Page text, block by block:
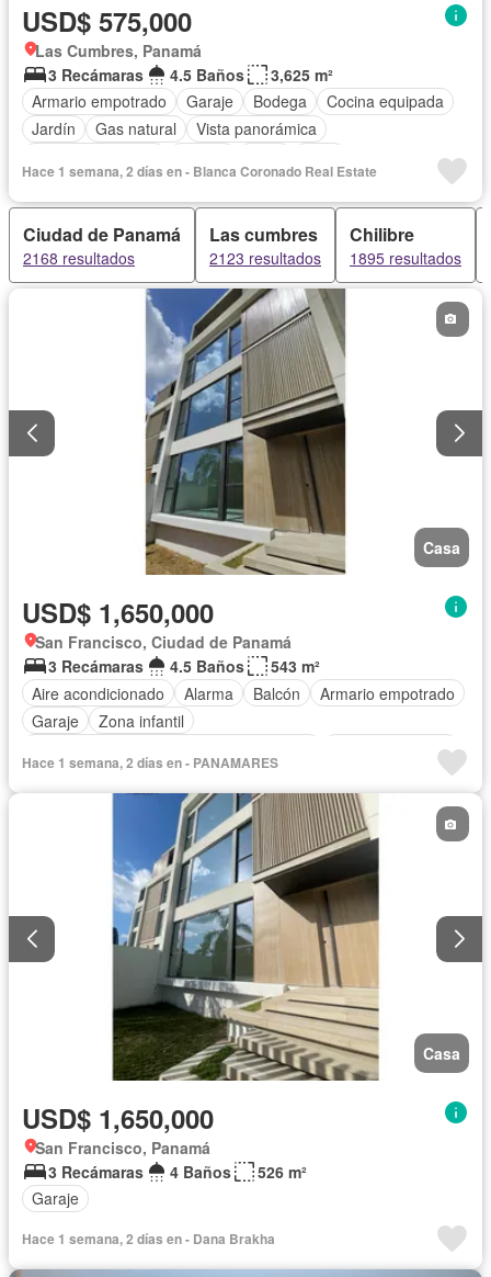
USD$ 575,000
Las Cumbres, Panamá
3 Recámaras
4.5 Baños
3,625 m²
Armario empotrado
Garaje Bodega
Cocina equipada
Jardín
Gas natural
Vista panorámica
Hace 1 semana, 2 días en - Blanca Coronado Real Estate
Ciudad de Panamá
2168 resultados
Las cumbres
2123 resultados
Chilibre
1895 resultados
Casa
USD$ 1,650,000
San Francisco, Ciudad de Panamá
3 Recámaras
4.5 Baños
543 m²
Aire acondicionado
Alarma Balcón
Armario empotrado
Garaje
Zona infantil
Cocina equipada
Gimnasio
Ascensor Vista panorámica
Piscina Cancha de tenis
Hace 1 semana, 2 días en - PANAMARES
Casa
USD$ 1,650,000
San Francisco, Panamá
3 Recámaras
4 Baños
526 m²
Garaje
Hace 1 semana, 2 días en - Dana Brakha